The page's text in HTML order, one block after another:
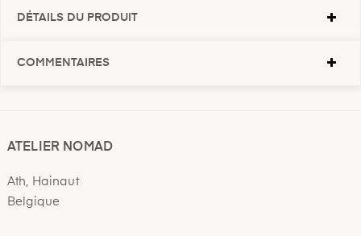
DÉTAILS DU PRODUIT
COMMENTAIRES
ATELIER NOMAD
Ath, Hainaut
Belgique